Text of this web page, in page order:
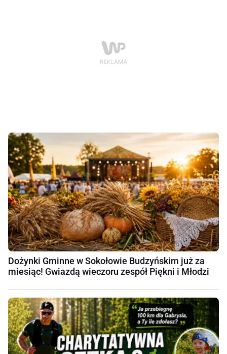
Dożynki Gminne w Sokołowie Budzyńskim już za
miesiąc! Gwiazdą wieczoru zespół Piękni i Młodzi